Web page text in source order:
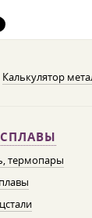
Калькулятор
термопары